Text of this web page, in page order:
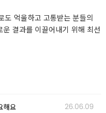
도 억울하고 고통받는 분들의
결과를 이끌어내기 위해 최선
해요 26.06.09